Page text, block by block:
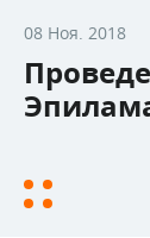
08 Ноя. 2018